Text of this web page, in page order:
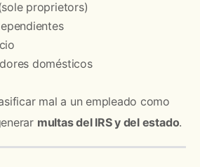
proprietors)
domésticos
mal a un empleado como
multas del IRS y del estado.